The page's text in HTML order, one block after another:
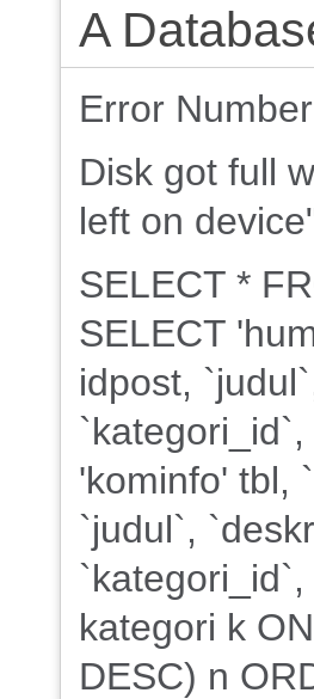
A
Error
Disk got full
left on
SELECT *
SELECT
idpost,
'kominfo' tbl,
`judul`,
kategori k
DESC) n